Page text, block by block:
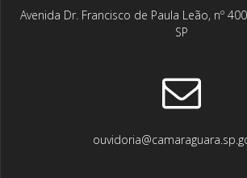
Avenida Dr. Francisco de Paula Leão, nº
SP